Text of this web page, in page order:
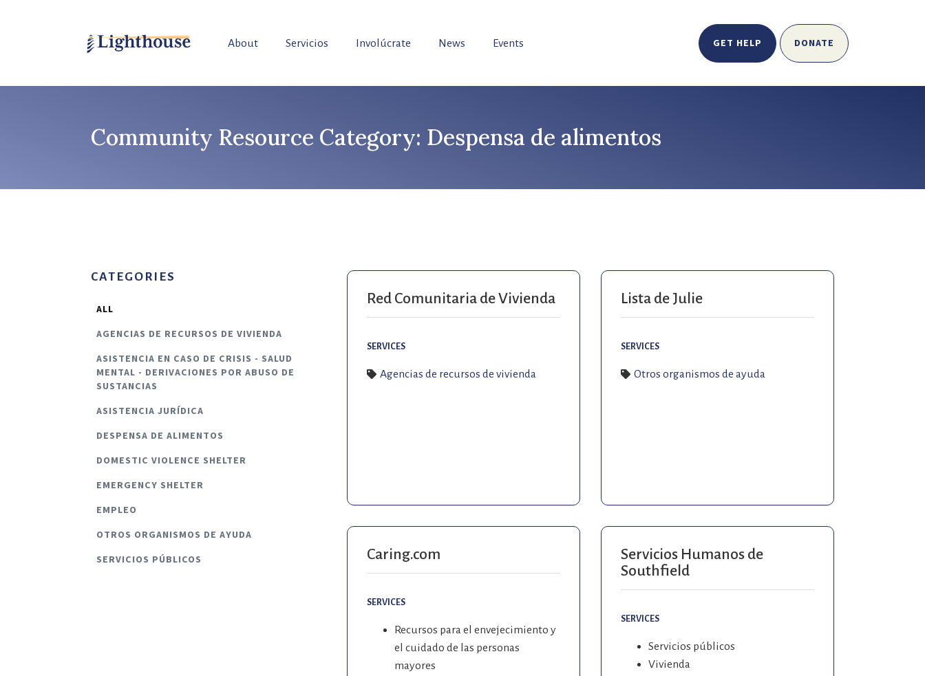
About Servicios Involúcrate News Events GET HELP DONATE
Community Resource Category: Despensa de alimentos
CATEGORIES
AGENCIAS DE RECURSOS DE VIVIENDA
ASISTENCIA EN CASO DE CRISIS - SALUD
MENTAL - DERIVACIONES POR ABUSO DE
SUSTANCIAS
ASISTENCIA JURÍDICA
DESPENSA DE ALIMENTOS
DOMESTIC VIOLENCE SHELTER
EMERGENCY SHELTER
EMPLEO
OTROS ORGANISMOS DE AYUDA
SERVICIOS PÚBLICOS
ALL
Red Comunitaria de Vivienda
SERVICES
Agencias de recursos de vivienda
Lista de Julie
SERVICES
Otros organismos de ayuda
Caring.com
SERVICES
Recursos para el envejecimiento y
el cuidado de las personas
mayores
Servicios Humanos de
Southfield
SERVICES
Servicios públicos
Vivienda